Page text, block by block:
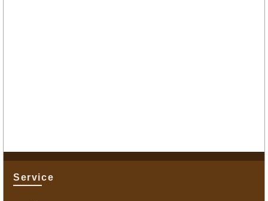
Service